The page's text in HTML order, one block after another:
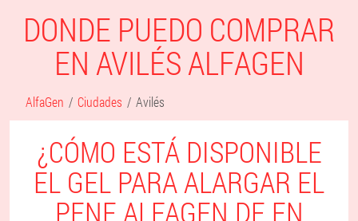
DONDE PUEDO COMPRAR
EN AVILÉS ALFAGEN
AlfaGen Ciudades Avilés
¿CÓMO ESTÁ DISPONIBLE
EL GEL PARA ALARGAR EL
PENE ALFAGEN DE EN